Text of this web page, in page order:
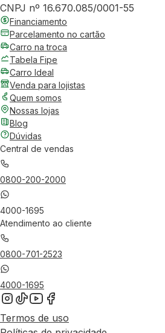
CNPJ nº 16.670.085/0001-55
Financiamento
Parcelamento no cartão
Carro na troca
Tabela Fipe
Carro Ideal
Venda para lojistas
Quem somos
Nossas lojas
Blog
Dúvidas
Central de vendas
0800-200-2000
4000-1695
Atendimento ao cliente
0800-701-2523
4000-1695
Termos de uso